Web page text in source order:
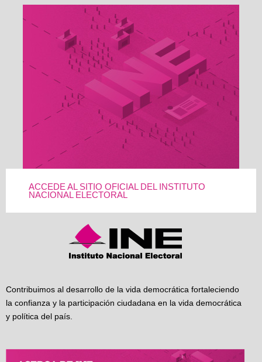
ACCEDE AL SITIO OFICIAL DEL INSTITUTO
NACIONAL ELECTORAL
Contribuimos al desarrollo de la vida democrática fortaleciendo
la confianza y la participación ciudadana en la vida democrática
y política del país.